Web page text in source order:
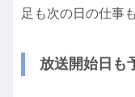
足も次の日の仕事
放送開始日も